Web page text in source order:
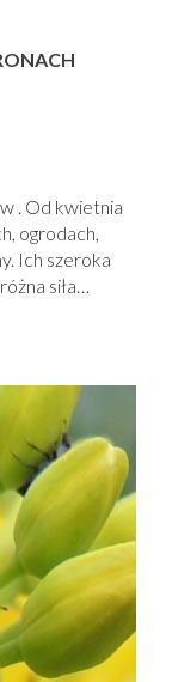
. Od kwietnia
ogrodach,
Ich szeroka
siła
aby rośliny
się do